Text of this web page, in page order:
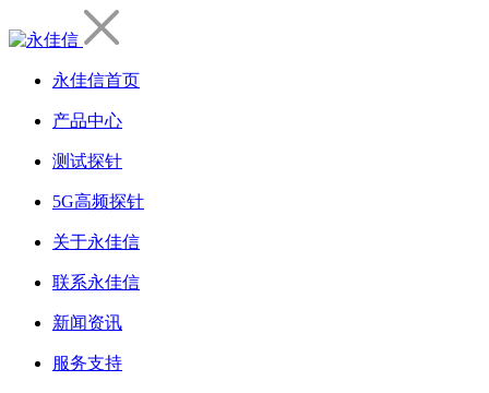
永佳信首页
产品中心
测试探针
5G高频探针
关于永佳信
联系永佳信
新闻资讯
服务支持